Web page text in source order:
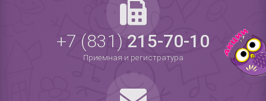
+7 (831)215-70-10
Приемная и регистратура